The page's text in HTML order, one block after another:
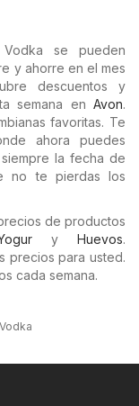
se pueden
y ahorre en el mes
descuentos y
semana en Avon.
favoritas. Te
ahora puedes
la fecha de
no te pierdas los
de productos
y Huevos.
precios para usted.
cada semana.
Vodka